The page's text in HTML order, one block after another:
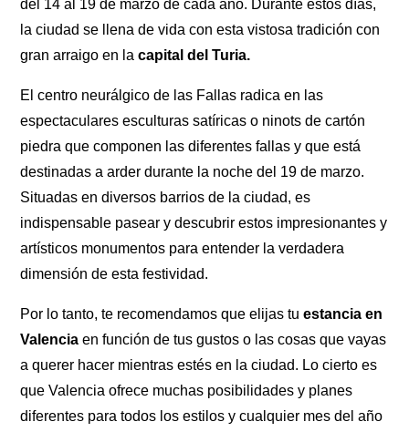
del 14 al 19 de marzo de cada año. Durante estos días,
la ciudad se llena de vida con esta vistosa tradición con
gran arraigo en la capital del Turia.
El centro neurálgico de las Fallas radica en las
espectaculares esculturas satíricas o ninots de cartón
piedra que componen las diferentes fallas y que está
destinadas a arder durante la noche del 19 de marzo.
Situadas en diversos barrios de la ciudad, es
indispensable pasear y descubrir estos impresionantes y
artísticos monumentos para entender la verdadera
dimensión de esta festividad.
Por lo tanto, te recomendamos que elijas tuestancia en
Valencia en función de tus gustos o las cosas que vayas
a querer hacer mientras estés en la ciudad. Lo cierto es
que Valencia ofrece muchas posibilidades y planes
diferentes para todos los estilos y cualquier mes del año